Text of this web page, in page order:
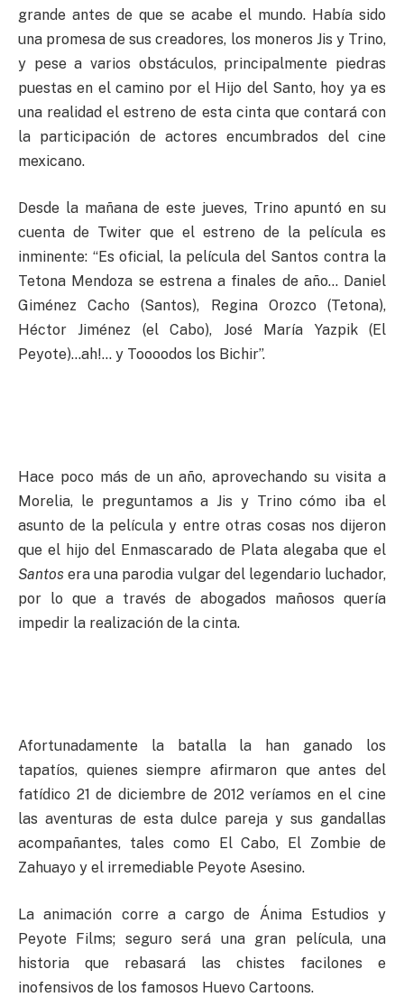
grande antes de que se acabe el mundo. Había sido
una promesa de sus creadores, los moneros Jis y Trino,
y pese a varios obstáculos, principalmente piedras
puestas en el camino por el Hijo del Santo, hoy ya es
una realidad el estreno de esta cinta que contará con
la participación de actores encumbrados del cine
mexicano.
Desde la mañana de este jueves, Trino apuntó en su
cuenta de Twiter que el estreno de la película es
inminente: “Es oficial, la película del Santos contra la
Tetona Mendoza se estrena a finales de año… Daniel
Giménez Cacho (Santos), Regina Orozco (Tetona),
Héctor Jiménez (el Cabo), José María Yazpik (El
Peyote)…ah!… y Toooodos los Bichir”.
Hace poco más de un año, aprovechando su visita a
Morelia, le preguntamos a Jis y Trino cómo iba el
asunto de la película y entre otras cosas nos dijeron
que el hijo del Enmascarado de Plata alegaba que el
Santos era una parodia vulgar del legendario luchador,
por lo que a través de abogados mañosos quería
impedir la realización de la cinta.
Afortunadamente la batalla la han ganado los
tapatíos, quienes siempre afirmaron que antes del
fatídico 21 de diciembre de 2012 veríamos en el cine
las aventuras de esta dulce pareja y sus gandallas
acompañantes, tales como El Cabo, El Zombie de
Zahuayo y el irremediable Peyote Asesino.
La animación corre a cargo de Ánima Estudios y
Peyote Films; seguro será una gran película, una
historia que rebasará las chistes facilones e
inofensivos de los famosos Huevo Cartoons.